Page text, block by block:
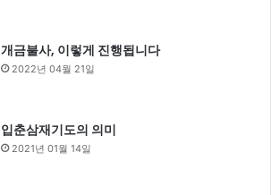
개금불사, 이렇게 진행됩니다
2022년 04월 21일
입춘삼재기도의 의미
2021년 01월 14일